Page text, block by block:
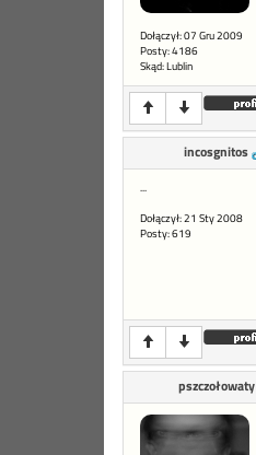
Dołączył: 07 Gru 2009
Posty: 4186
Skąd: Lublin
incosgnitos
...
Dołączył: 21 Sty 2008
Posty: 619
pszczołowaty